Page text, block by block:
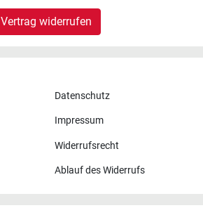
Vertrag widerrufen
Datenschutz
Impressum
Widerrufsrecht
Ablauf des Widerrufs